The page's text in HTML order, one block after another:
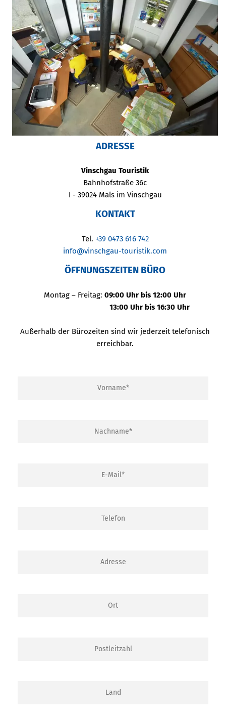
ADRESSE
Vinschgau Touristik
Bahnhofstraße 36c
I - 39024 Mals im Vinschgau
KONTAKT
Tel. +39 0473 616 742
info@vinschgau-touristik.com
ÖFFNUNGSZEITEN BÜRO
Montag – Freitag:09:00 Uhr bis 12:00 Uhr
13:00 Uhr bis 16:30 Uhr
Außerhalb der Bürozeiten sind wir jederzeit telefonisch
erreichbar.